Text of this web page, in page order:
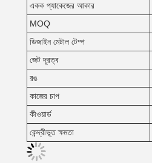
একক প্যাকেজের আকার
MOQ
ডিজাইন মেটাল টেম্প
জেট দূরত্ব
রঙ
কাজের চাপ
কীওয়ার্ড
কেন্দ্রীভূত ক্ষমতা